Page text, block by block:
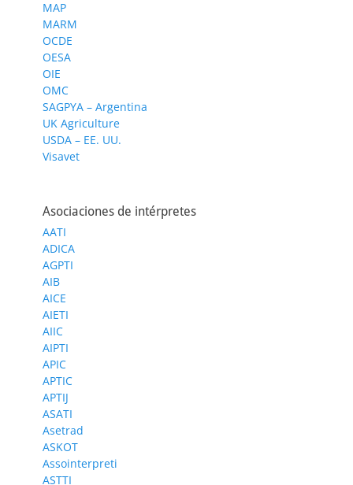
MAP
MARM
OCDE
OESA
OIE
OMC
SAGPYA – Argentina
UK Agriculture
USDA – EE. UU.
Visavet
Asociaciones de intérpretes
AATI
ADICA
AGPTI
AIB
AICE
AIETI
AIIC
AIPTI
APIC
APTIC
APTIJ
ASATI
Asetrad
ASKOT
Assointerpreti
ASTTI